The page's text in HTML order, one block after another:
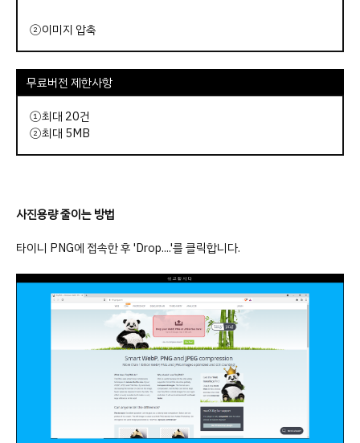
②이미지 압축
무료버전 제한사항
①최대 20건
②최대 5MB
사진용량 줄이는 방법
타이니 PNG에 접속한 후 'Drop....'를 클릭합니다.